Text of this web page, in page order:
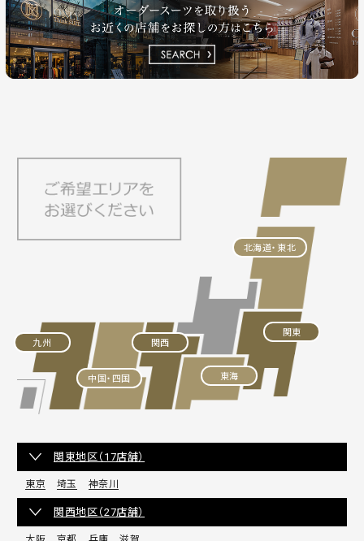
北海道・東北
関東
東海
関西
中国・四国
九州
関東地区（17店舗）
東京 埼玉 神奈川
関西地区（27店舗）